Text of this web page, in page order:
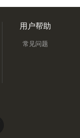
用户帮助
常见问题